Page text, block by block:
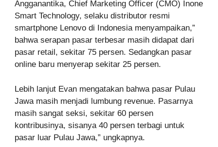
Angganantika, Chief Marketing Officer (CMO) Inone
Smart Technology, selaku distributor resmi
smartphone Lenovo di Indonesia menyampaikan,”
bahwa serapan pasar terbesar masih didapat dari
pasar retail, sekitar 75 persen. Sedangkan pasar
online baru menyerap sekitar 25 persen.
Lebih lanjut Evan mengatakan bahwa pasar Pulau
Jawa masih menjadi lumbung revenue. Pasarnya
masih sangat seksi, sekitar 60 persen
kontribusinya, sisanya 40 persen terbagi untuk
pasar luar Pulau Jawa,” ungkapnya.